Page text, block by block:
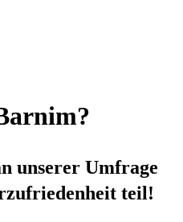
unserer Umfrage
teil!